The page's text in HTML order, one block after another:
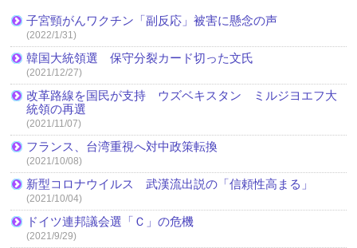
子宮頸がんワクチン「副反応」被害に懸念の声
(2022/1/31)
韓国大統領選 保守分裂カード切った文氏
(2021/12/27)
改革路線を国民が支持 ウズベキスタン ミルジヨエフ大
統領の再選
(2021/11/07)
フランス、台湾重視へ対中政策転換
(2021/10/08)
新型コロナウイルス 武漢流出説の「信頼性高まる」
(2021/10/04)
ドイツ連邦議会選「Ｃ」の危機
(2021/9/29)